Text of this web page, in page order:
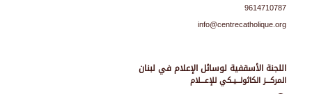
اللجنة الأسقفية لوسائل الإعلام في لبنان
المركـــز الكاثولـــيـكي للإعـــلام
9614710787
info@centrecatholique.org